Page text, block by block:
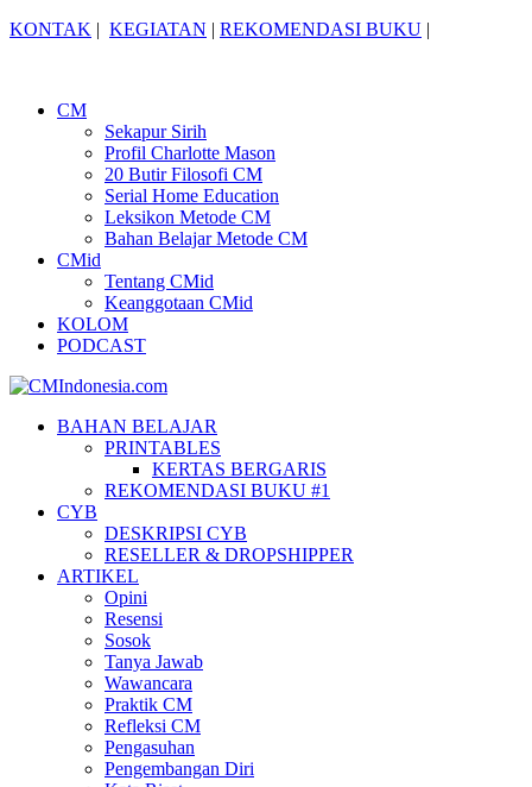
KONTAK | KEGIATAN | REKOMENDASI BUKU |
CM
Sekapur Sirih
Profil Charlotte Mason
20 Butir Filosofi CM
Serial Home Education
Leksikon Metode CM
Bahan Belajar Metode CM
CMid
Tentang CMid
Keanggotaan CMid
KOLOM
PODCAST
BAHAN BELAJAR
PRINTABLES
KERTAS BERGARIS
REKOMENDASI BUKU #1
CYB
DESKRIPSI CYB
RESELLER & DROPSHIPPER
ARTIKEL
Opini
Resensi
Sosok
Tanya Jawab
Wawancara
Praktik CM
Refleksi CM
Pengasuhan
Pengembangan Diri